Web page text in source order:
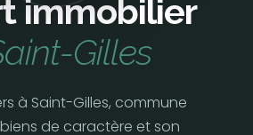
immobilier
Gilles
à Saint-Gilles, commune
de caractère et son